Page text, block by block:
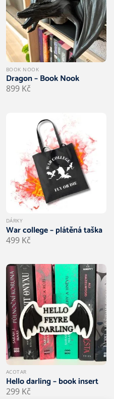
BOOK NOOK
Dragon – Book Nook
899 Kč
DÁRKY
War college – plátěná taška
499 Kč
ACOTAR
Hello darling – book insert
299 Kč